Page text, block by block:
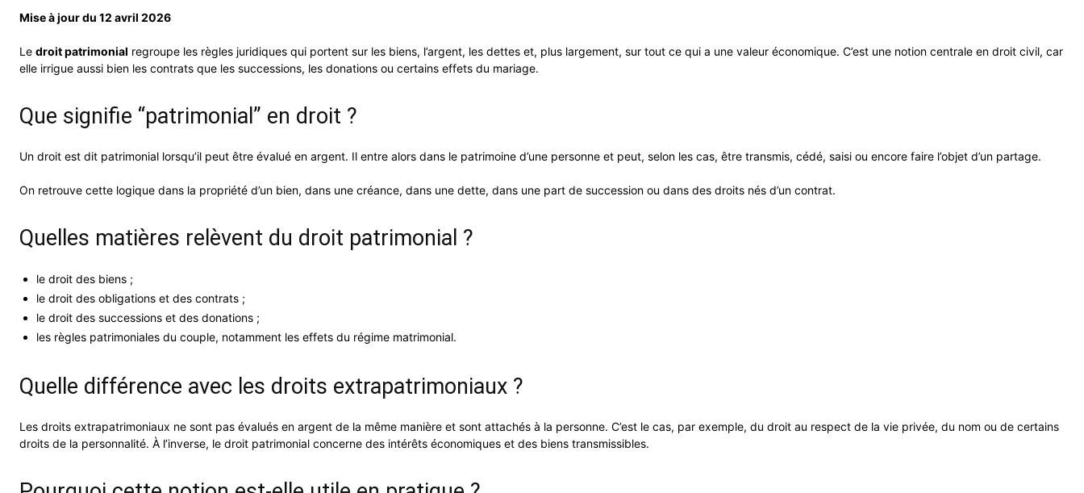
Mise à jour du 12 avril 2026
Le droit patrimonial regroupe les règles juridiques qui portent sur les biens, l’argent, les dettes et, plus largement, sur tout ce qui a une valeur économique. C’est une notion centrale en droit civil, car
elle irrigue aussi bien les contrats que les successions, les donations ou certains effets du mariage.
Que signifie “patrimonial” en droit ?
Un droit est dit patrimonial lorsqu’il peut être évalué en argent. Il entre alors dans le patrimoine d’une personne et peut, selon les cas, être transmis, cédé, saisi ou encore faire l’objet d’un partage.
On retrouve cette logique dans la propriété d’un bien, dans une créance, dans une dette, dans une part de succession ou dans des droits nés d’un contrat.
Quelles matières relèvent du droit patrimonial ?
le droit des biens ;
le droit des obligations et des contrats ;
le droit des successions et des donations ;
les règles patrimoniales du couple, notamment les effets du régime matrimonial.
Quelle différence avec les droits extrapatrimoniaux ?
Les droits extrapatrimoniaux ne sont pas évalués en argent de la même manière et sont attachés à la personne. C’est le cas, par exemple, du droit au respect de la vie privée, du nom ou de certains
droits de la personnalité. À l’inverse, le droit patrimonial concerne des intérêts économiques et des biens transmissibles.